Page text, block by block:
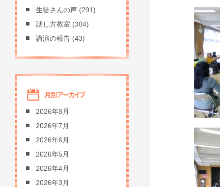
生徒さんの声 (291)
話し方教室 (304)
講演の報告 (43)
2026年8月
2026年7月
2026年6月
2026年5月
2026年4月
2026年3月